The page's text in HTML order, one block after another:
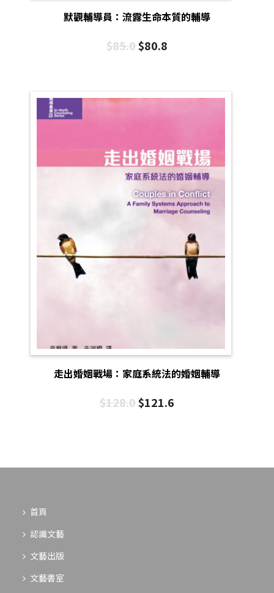
默觀輔導員：流露生命本質的輔導
$85.0$80.8
走出婚姻戰場：家庭系統法的婚姻輔導
$128.0$121.6
首頁
認識文藝
文藝出版
文藝書室